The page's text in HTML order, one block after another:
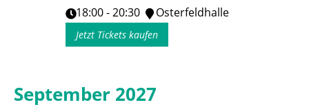
18:00 - 20:30
Osterfeldhalle
Jetzt Tickets kaufen
September 2027